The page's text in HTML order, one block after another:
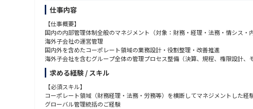
▼本ポジションの魅力
・経営層直下の裁量と影響力
-部門横断での事業推進/組織戦略立案に関与でき、経営レイヤーと並走するポジ
・高難易度/大規模PJをリード
-億円規模/100人月超のプロジェクトなど、社会的インパクトの大きい案件に関
・組織成長を牽引するミッション
-マネージャー層を束ね、次世代リーダー育成やチーム拡大にも寄与できる環境
・多様な業界×技術領域へのアプローチ
-通信/製造/金融/小売など多様なクライアントを対象に、DX構想/AI/クラウドな
仕事内容
【仕事概要】
国内の内部管理体制全般のマネジメント（対象：財務・経理・法務・情シス・
海外子会社の運営管理
国内外を含めたコーポレート領域の業務設計・役割整理・改善推進
海外子会社を含むグループ全体の管理プロセス整備（決算、規程、権限設計、
M&A実施後のグループ会社に対する経営管理体制構築・運営支援
コーポレート各機能（財務経理・法務・労務・情シス等）の連携強化および横
執行役員／現場責任者と連携した、実行可能性の高い管理体制の構築
資金調達・投資家対応（IR業務)
※本ポジションは“統括のみ”ではなく、必要に応じて自ら手を動かしながら組
求める経験 / スキル
【必須スキル】
コーポレート領域（財務経理・法務・労務等）を横断してマネジメントした経
グローバル管理統括のご経験